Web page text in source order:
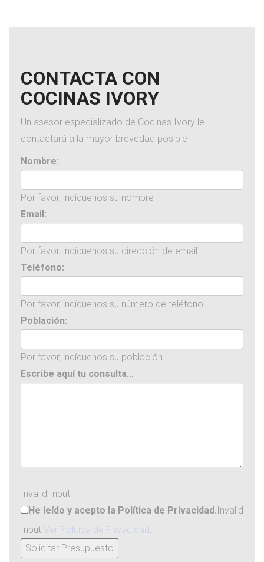
CONTACTA CON
COCINAS IVORY
Un asesor especializado de Cocinas Ivory le
contactará a la mayor brevedad posible
Nombre:
Por favor, indíquenos su nombre
Email:
Por favor, indíquenos su dirección de email
Teléfono:
Por favor, indíquenos su número de teléfono.
Población:
Por favor, indíquenos su población
Escribe aquí tu consulta...
Invalid Input
He leído y acepto la Política de Privacidad.Invalid
Input Ver Política de Privacidad.